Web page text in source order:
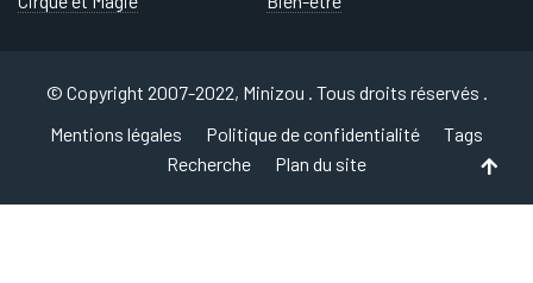
© Copyright 2007-2022, Minizou . Tous droits réservés .
Mentions légales
Politique de confidentialité
Tags
Recherche
Plan du site